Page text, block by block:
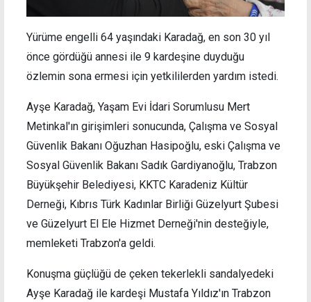
Yürüme engelli 64 yaşındaki Karadağ, en son 30 yıl
önce gördüğü annesi ile 9 kardeşine duyduğu
özlemin sona ermesi için yetkililerden yardım istedi.
Ayşe Karadağ, Yaşam Evi İdari Sorumlusu Mert
Metinkal'ın girişimleri sonucunda, Çalışma ve Sosyal
Güvenlik Bakanı Oğuzhan Hasipoğlu, eski Çalışma ve
Sosyal Güvenlik Bakanı Sadık Gardiyanoğlu, Trabzon
Büyükşehir Belediyesi, KKTC Karadeniz Kültür
Derneği, Kıbrıs Türk Kadınlar Birliği Güzelyurt Şubesi
ve Güzelyurt El Ele Hizmet Derneği'nin desteğiyle,
memleketi Trabzon'a geldi.
Konuşma güçlüğü de çeken tekerlekli sandalyedeki
Ayşe Karadağ ile kardeşi Mustafa Yıldız'ın Trabzon